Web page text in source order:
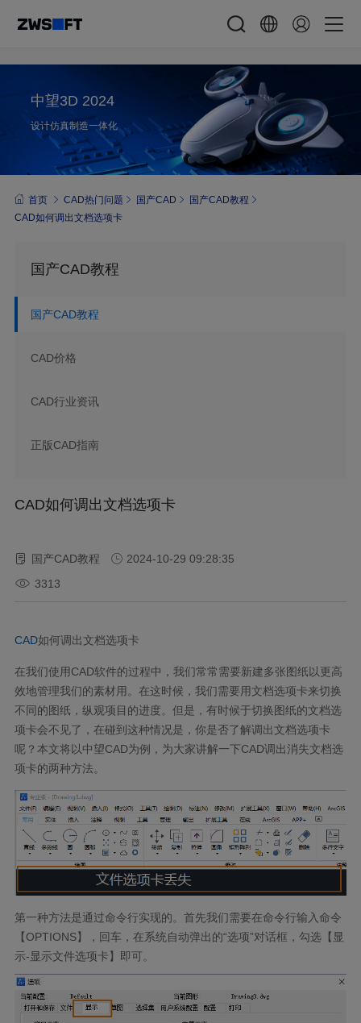
中望3D 2024
设计仿真制造一体化
首页 CAD热门问题 国产CAD
国产CAD教程
CAD如何调出文档选项卡
国产CAD教程
国产CAD教程
CAD价格
CAD行业资讯
正版CAD指南
CAD如何调出文档选项卡
国产CAD教程
2024-10-29 09:28:35
3313
CAD如何调出文档选项卡
在我们使用 CAD软件的过程中，我们常常需要新建多张图纸以更高
效地管理我们的素材用。在这时候，我们需要用文档选项卡来切换
不同的图纸，纵观项目的进度。但是，有时候于切换图纸的文档选
项卡会不见了，在碰到这种情况是，你是否了解调出文档选项卡
呢？本文将以中望CAD为例，为大家讲解一下CAD调出消失文档选
项卡的两种方法。
第一种方法是通过命令行实现的。首先我们需要在命令行输入命令
【OPTIONS】，回车，在系统自动弹出的“选项”对话框，勾选【显
示-显示文件选项卡】即可。